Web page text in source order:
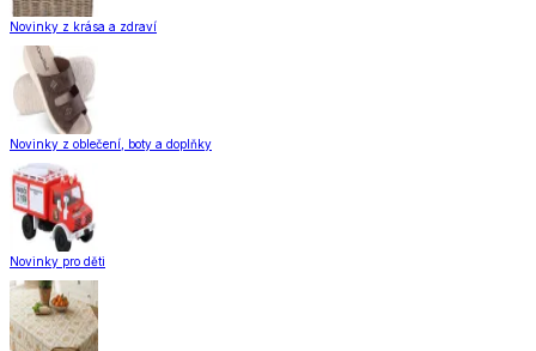
Novinky z krása a zdraví
Novinky z oblečení, boty a doplňky
Novinky pro děti